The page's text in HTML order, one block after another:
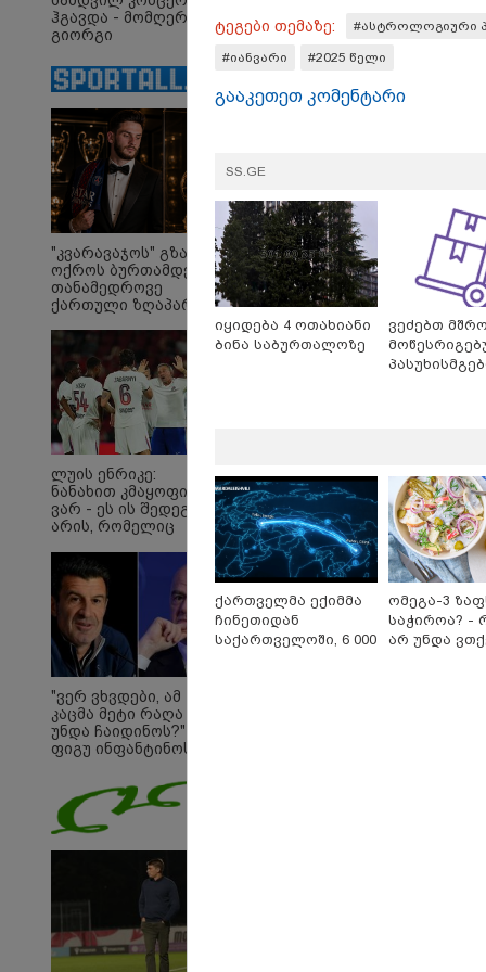
ღარიბაშვილი კლინიკაში
იყო გადაყვანილი - რა
დეტალებზე საუბრობს
მისი ადვოკატი?
ჰგავდა - მომღერალი
გიორგი
დაქორწინდა (ვიდეო)
"კვარავაჯოს" გზა
ოქროს ბურთამდე:
თანამედროვე
ქართული ზღაპარი
ლუის ენრიკე:
ნანახით კმაყოფილი
ვარ - ეს ის შედეგი არ
არის, რომელიც
"ვერ ვხვდები, ამ
კაცმა მეტი რაღა
უნდა ჩაიდინოს?" -
ფიგუ ინფანტინოს
მოითხოვს
ტეგები თემაზე: #ასტროლოგიური
#იანვარი #2025 წელი
გააკეთეთ კომენტარი
SS.GE
იყიდება 4 ოთახიანი
ბინა საბურთალოზე
ვეძებთ
ქართველმა ექიმმა
ჩინეთიდან
საქართველოში, 6 000
ომეგა-3
საჭიროა? -
არ უნდა